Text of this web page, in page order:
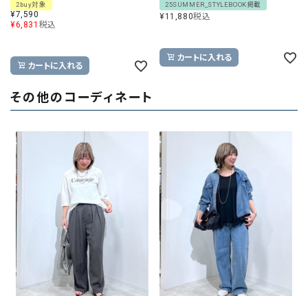
2buy対象
¥7,590
¥6,831 税込
カートに入れる
25SUMMER_STYLEBOOK掲載
¥11,880税込
カートに入れる
その他のコーディネート